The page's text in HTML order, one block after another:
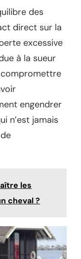
des
direct sur la
excessive
à la sueur
compromettre
engendrer
n’est jamais
les
cheval ?